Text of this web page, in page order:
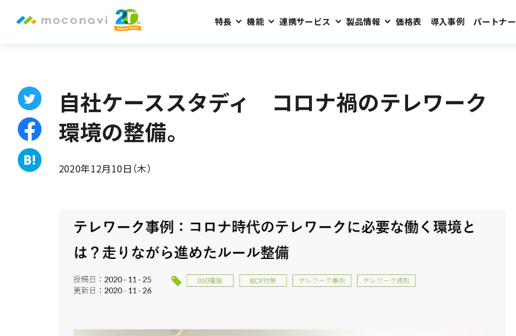
特長 機能 連携サービス 製品情報 価格表 導入事例 パートナー
自社ケーススタディ コロナ禍のテレワーク
環境の整備。
2020年12月10日（木）